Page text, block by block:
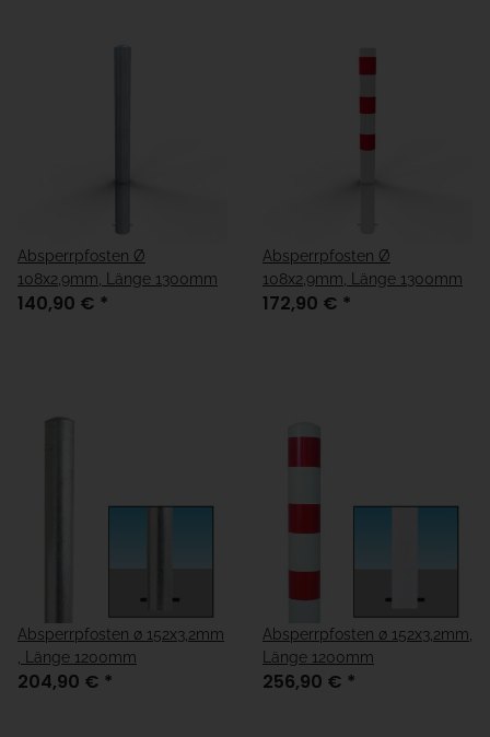
Absperrpfosten Ø
108x2,9mm, Länge 1300mm
140,90 € *
Absperrpfosten Ø
108x2,9mm, Länge 1300mm
172,90 € *
Absperrpfosten ø 152x3,2mm
, Länge 1200mm
204,90 € *
Absperrpfosten ø 152x3,2mm,
Länge 1200mm
256,90 € *